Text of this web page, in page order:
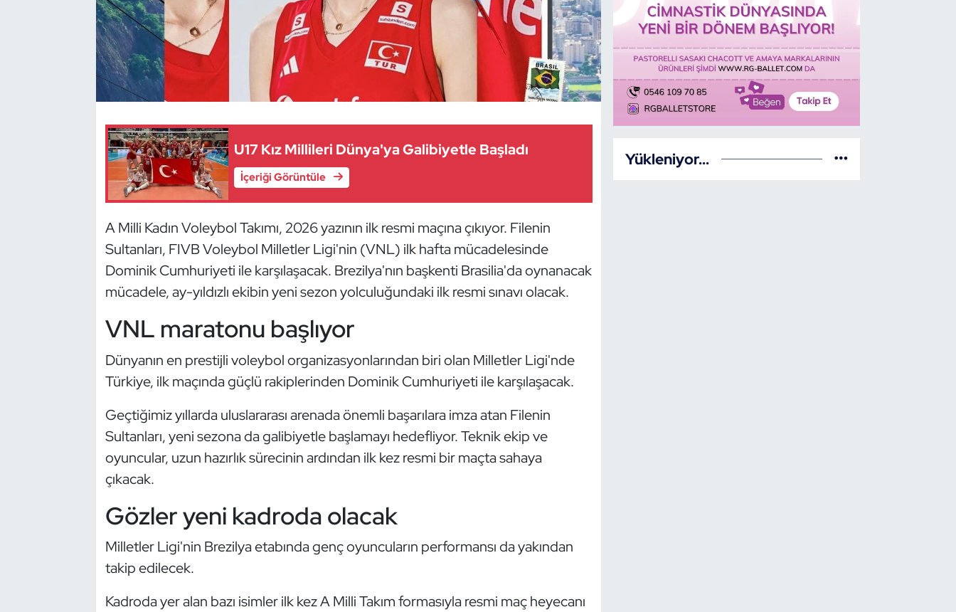
U17 Kız Millileri Dünya'ya Galibiyetle Başladı
İçeriği Görüntüle
A Milli Kadın Voleybol Takımı, 2026 yazının ilk resmi maçına çıkıyor. Filenin
Sultanları, FIVB Voleybol Milletler Ligi'nin (VNL) ilk hafta mücadelesinde
Dominik Cumhuriyeti ile karşılaşacak. Brezilya'nın başkenti Brasilia'da oynanacak
mücadele, ay-yıldızlı ekibin yeni sezon yolculuğundaki ilk resmi sınavı olacak.
VNL maratonu başlıyor
Dünyanın en prestijli voleybol organizasyonlarından biri olan Milletler Ligi'nde
Türkiye, ilk maçında güçlü rakiplerinden Dominik Cumhuriyeti ile karşılaşacak.
Geçtiğimiz yıllarda uluslararası arenada önemli başarılara imza atan Filenin
Sultanları, yeni sezona da galibiyetle başlamayı hedefliyor. Teknik ekip ve
oyuncular, uzun hazırlık sürecinin ardından ilk kez resmi bir maçta sahaya
çıkacak.
Gözler yeni kadroda olacak
Milletler Ligi'nin Brezilya etabında genç oyuncuların performansı da yakından
takip edilecek.
Kadroda yer alan bazı isimler ilk kez A Milli Takım formasıyla resmi maç heyecanı
Yükleniyor...
Dans Sporları
Hava Sporları
İşitme Engelli Sporcular
Judo ve Kuraş
Kano ve Rafting